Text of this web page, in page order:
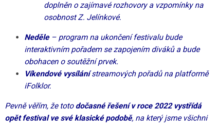
doplněn o zajímavé rozhovory a vzpomínky na
osobnost Z. Jelínkové.
Neděle– program na ukončení festivalu bude
interaktivním pořadem se zapojením diváků a bude
obohacen o soutěžní prvek.
Víkendové vysílánístreamových pořadů na platformě
iFolklor.
Pevně věřím, že toto dočasné řešení v roce 2022 vystřídá
opět festival ve své klasické podobě, na který jsme všichni